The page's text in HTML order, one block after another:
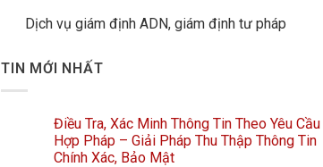
Dịch vụ giám định ADN, giám định tư pháp
TIN MỚI NHẤT
Điều Tra, Xác Minh Thông Tin Theo Yêu Cầu
Hợp Pháp – Giải Pháp Thu Thập Thông Tin
Chính Xác, Bảo Mật